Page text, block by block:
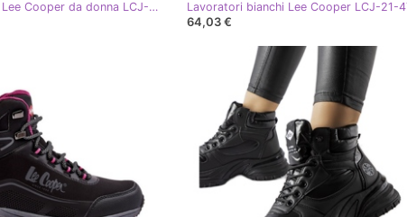
Stivali isolanti Lee Cooper da donna LCJ-24-03-3042 Beige scuro
64,03 €